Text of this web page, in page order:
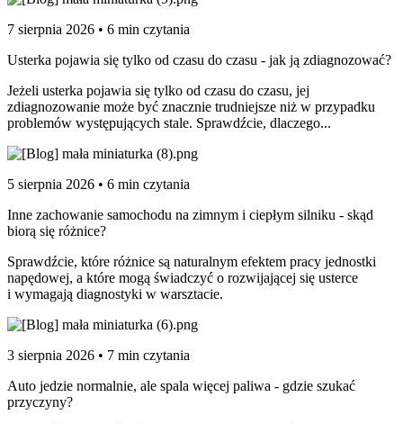
7 sierpnia 2026 • 6 min czytania
Usterka pojawia się tylko od czasu do czasu - jak ją zdiagnozować?
Jeżeli usterka pojawia się tylko od czasu do czasu, jej
zdiagnozowanie może być znacznie trudniejsze niż w przypadku
problemów występujących stale. Sprawdźcie, dlaczego...
5 sierpnia 2026 • 6 min czytania
Inne zachowanie samochodu na zimnym i ciepłym silniku - skąd
biorą się różnice?
Sprawdźcie, które różnice są naturalnym efektem pracy jednostki
napędowej, a które mogą świadczyć o rozwijającej się usterce
i wymagają diagnostyki w warsztacie.
3 sierpnia 2026 • 7 min czytania
Auto jedzie normalnie, ale spala więcej paliwa - gdzie szukać
przyczyny?